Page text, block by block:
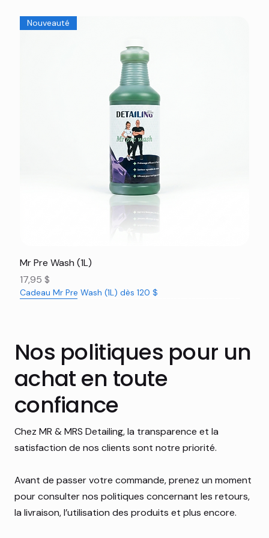
Nouveauté
Mr Pre Wash (1L)
Prix
17,95 $
Cadeau Mr Pre Wash (1L) dès 120 $
Nos politiques pour un
achat en toute
confiance
Chez MR & MRS Detailing, la transparence et la
satisfaction de nos clients sont notre priorité.
Avant de passer votre commande, prenez un moment
pour consulter nos politiques concernant les retours,
la livraison, l’utilisation des produits et plus encore.